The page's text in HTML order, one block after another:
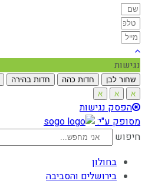
נגישות
שחור לבן חדות כהה חדות בהירה
א
א א
הפסק נגישות
מסופק ע"י:
חיפוש
בחולון
בירושלים והסביבה